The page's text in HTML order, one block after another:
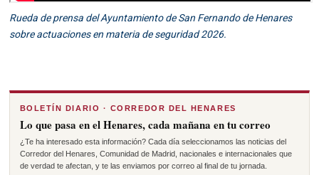
Rueda de prensa del Ayuntamiento de San Fernando de Henares
sobre actuaciones en materia de seguridad 2026.
BOLETÍN DIARIO · CORREDOR DEL HENARES
Lo que pasa en el Henares, cada mañana en tu correo
¿Te ha interesado esta información? Cada día seleccionamos las noticias del
Corredor del Henares, Comunidad de Madrid, nacionales e internacionales que
de verdad te afectan, y te las enviamos por correo al final de tu jornada.